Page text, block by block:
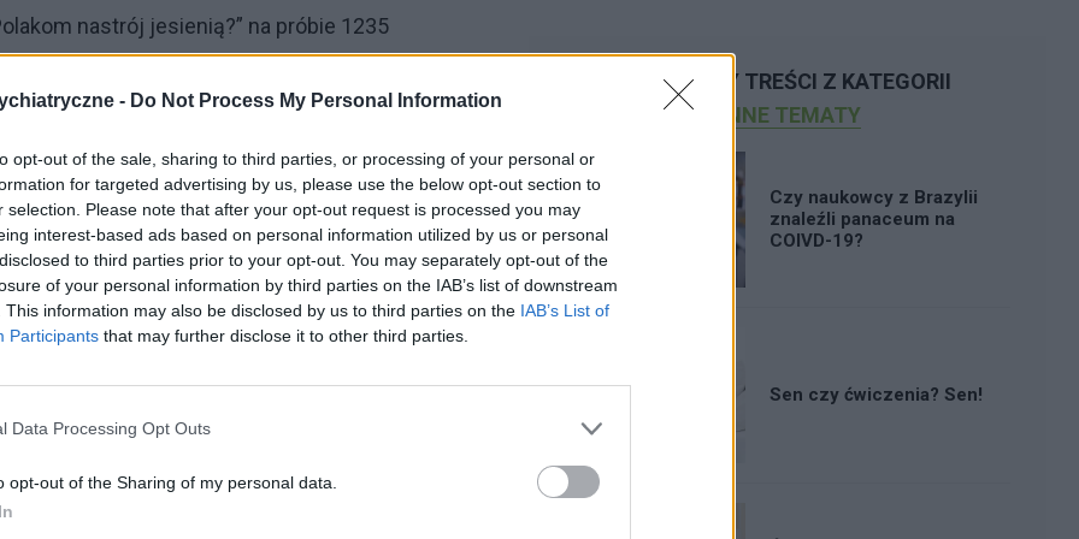
- Do Not Process My Personal Information
opt-out of the sale, sharing to third parties, or processing of your personal or
for targeted advertising by us, please use the below opt-out section to
selection. Please note that after your opt-out request is processed you may
interest-based ads based on personal information utilized by us or personal
to third parties prior to your opt-out. You may separately opt-out of the
of your personal information by third parties on the IAB’s list of downstream
This information may also be disclosed by us to third parties on the IAB’s List of
Participants that may further disclose it to other third parties.
Data Processing Opt Outs
opt-out of the Sharing of my personal data.
nastrój jesienią?” na próbie 1235
odczuwa jesienne pogorszenie nastroju
każdy znajduje sposób na poprawę swojego
szuka aktywności, które pozwolą im
strony tej pory roku. Ciepłe napoje,
stają się najczęściej wybieranymi formami
do wprowadzenia zmian i wykształcenia
że jesień to dla nich czas na zdobywanie
Niektórzy decydują się na kursy
czy zaangażowanie się w wolontariat, co
POLECAMY TREŚCI Z KATEGORII
INNE TEMATY
Czy naukowcy z Brazylii
znaleźli panaceum na
COIVD-19?
Sen czy ćwiczenia? Sen!